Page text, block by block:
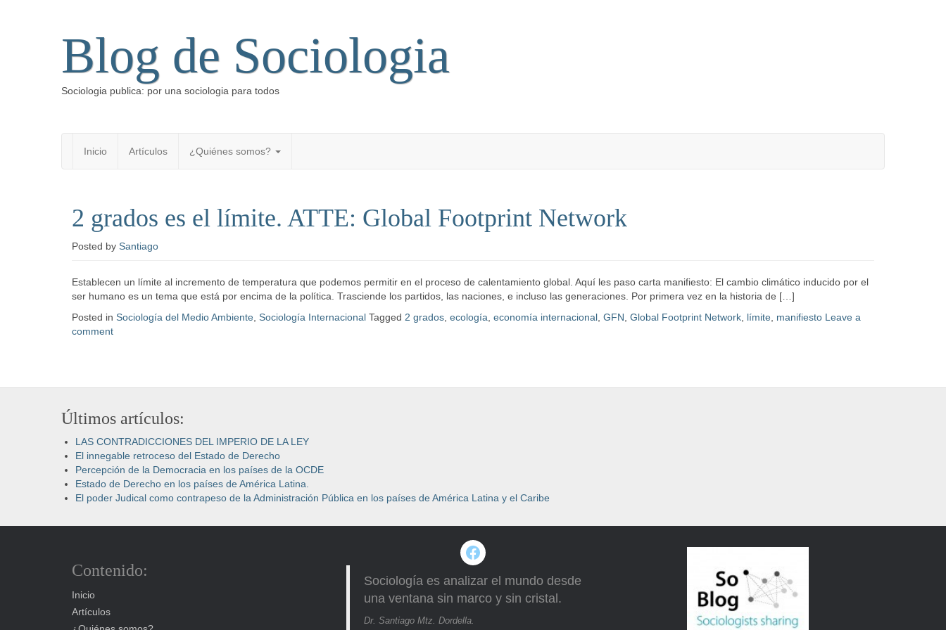
Blog de Sociologia
Sociologia publica: por una sociologia para todos
Inicio Artículos ¿Quiénes somos?
2 grados es el límite. ATTE: Global Footprint Network
Posted by Santiago
Establecen un límite al incremento de temperatura que podemos permitir en el proceso de calentamiento global. Aquí les paso carta manifiesto: El cambio climático inducido por el
ser humano es un tema que está por encima de la política. Trasciende los partidos, las naciones, e incluso las generaciones. Por primera vez en la historia de […]
Posted in Sociología del Medio Ambiente Sociología Internacional Tagged 2 grados ecología economía internacional GFN Global Footprint Network límite manifiesto Leave a
comment
Últimos artículos:
LAS CONTRADICCIONES DEL IMPERIO DE LA LEY
El innegable retroceso del Estado de Derecho
Percepción de la Democracia en los países de la OCDE
Estado de Derecho en los países de América Latina.
El poder Judical como contrapeso de la Administración Pública en los países de América Latina y el Caribe
Contenido:
Inicio
Artículos
Facebook
Sociología es analizar el mundo desde
una ventana sin marco y sin cristal.
Dr. Santiago Mtz. Dordella.